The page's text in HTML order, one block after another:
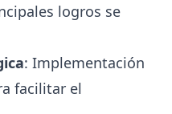
logros se
: Implementación
facilitar el